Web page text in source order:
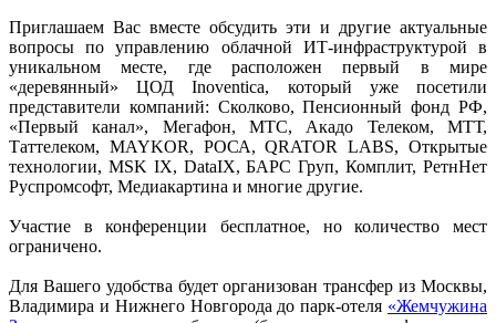
Приглашаем Вас вместе обсудить эти и другие актуальные
вопросы по управлению облачной ИТ-инфраструктурой в
уникальном месте, где расположен первый в мире
«деревянный» ЦОД Inoventica, который уже посетили
представители компаний: Сколково, Пенсионный фонд РФ,
«Первый канал», Мегафон, МТС, Акадо Телеком, МТТ,
Таттелеком, MAYKOR, РОСА, QRATOR LABS, Открытые
технологии, MSK IX, DataIX, БАРС Груп, Комплит, РетнНет
Руспромсофт, Медиакартина и многие другие.
Участие в конференции бесплатное, но количество мест
ограничено.
Для Вашего удобства будет организован трансфер из Москвы,
Владимира и Нижнего Новгорода до парк-отеля «Жемчужина